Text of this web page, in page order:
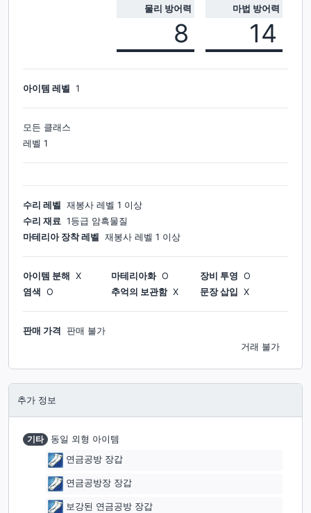
물리 방어력
8
마법 방어력
14
아이템 레벨 1
모든 클래스
레벨 1
수리 레벨 재봉사 레벨 1 이상
수리 재료 1등급 암흑물질
마테리아 장착 레벨
재봉사 레벨 1 이상
아이템 분해 X 마테리아화 O 장비 투영 O
염색
O 추억의 보관함 X 문장 삽입 X
판매 가격
판매 불가
거래 불가
추가 정보
기타
동일 외형 아이템
연금공방 장갑
연금공방장 장갑
보강된 연금공방 장갑